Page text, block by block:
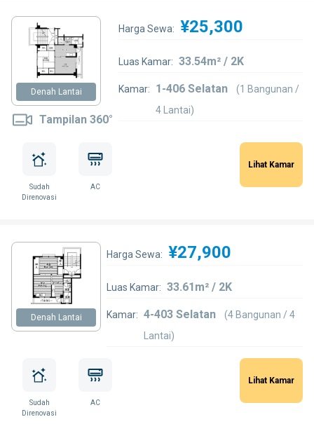
Denah Lantai
Tampilan 360°
Harga Sewa: ¥25,300
Luas Kamar: 33.54m² / 2K
Kamar: 1-406 Selatan
(1 Bangunan /
4 Lantai)
Sudah
Direnovasi
AC
Lihat Kamar
Denah Lantai
Harga Sewa: ¥27,900
Luas Kamar: 33.61m² / 2K
Kamar: 4-403 Selatan
(4 Bangunan / 4
Lantai)
Sudah
Direnovasi
AC
Lihat Kamar